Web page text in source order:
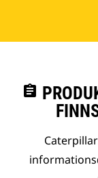
assignment